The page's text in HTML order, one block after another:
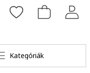
Kategóriák